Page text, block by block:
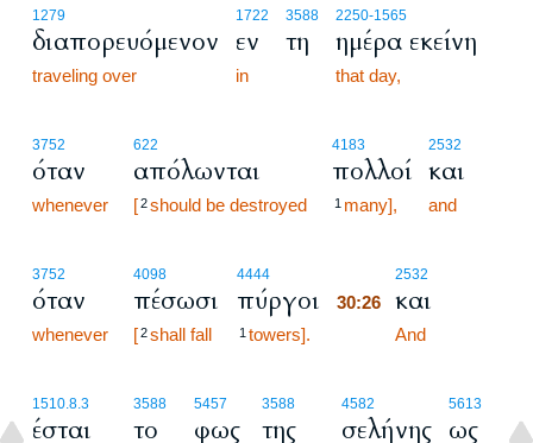
1279
διαπορευόμενον
traveling over
1722
εν
in
3588
τη
2250-1565
ημέρα εκείνη
that day,
3752
όταν
whenever
622
απόλωνται
[2should be destroyed
4183
πολλοί
1 many],
2532
και
and
3752
όταν
whenever
4098
πέσωσι
[2shall fall
4444
πύργοι
1 towers].
2532
30:26 και
And
1510.8.3
έσται
3588
το
5457
φως
3588
της
4582
σελήνης
5613
ως